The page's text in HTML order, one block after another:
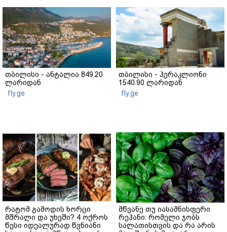
თბილისი - ანტალია 849.20
ლარიდან
fly.ge
თბილისი - ჰერაკლიონი
1540.90 ლარიდან
fly.ge
რატომ გამოდის ხორცი
მშრალი და უხეში? 4 ოქროს
წესი იდეალურად წვნიანი
მწვანე თუ იასამნისფერი
რეჰანი: რომელი ჯობს
სალათისთვის და რა არის